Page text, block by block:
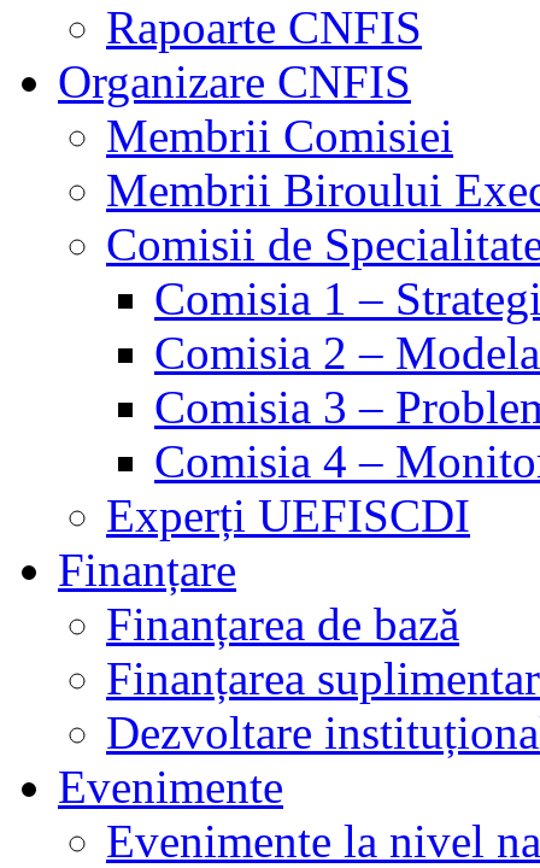
Rapoarte CNFIS
Organizare CNFIS
Membrii Comisiei
Membrii Biroului
Comisii de
Comisia 1 –
Comisia 2 –
Comisia 3 –
Comisia 4 –
Experți UEFISCDI
Finanțare
Finanțarea de bază
Finanțarea
Dezvoltare
Evenimente
Evenimente la nivel